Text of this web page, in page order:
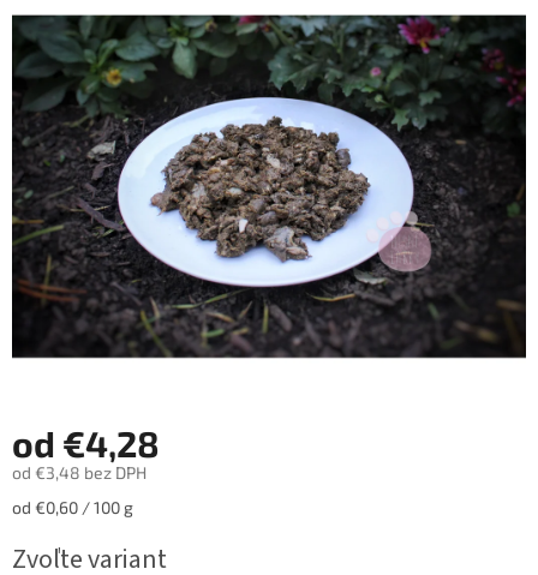
je
0,0
z
5
hviezdičiek.
od €4,28
od €3,48 bez DPH
Jednotková
od €0,60 / 100 g
Zvoľte variant